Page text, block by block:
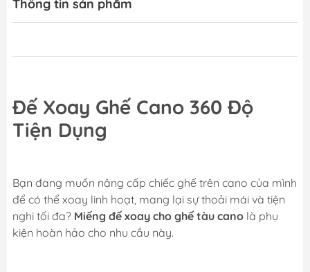
Thông tin sản phẩm
Đế Xoay Ghế Cano 360 Độ
Tiện Dụng
Bạn đang muốn nâng cấp chiếc ghế trên cano của mình
để có thể xoay linh hoạt, mang lại sự thoải mái và tiện
nghi tối đa? Miếng đế xoay cho ghế tàu cano là phụ
kiện hoàn hảo cho nhu cầu này.